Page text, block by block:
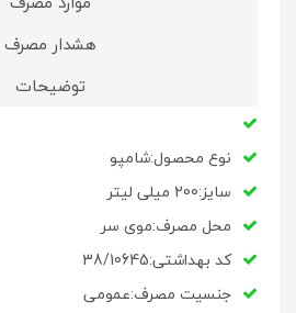
هشدار مصرف
توضیحات
نوع محصول:شامپو
سایز:200 میلی لیتر
محل مصرف:موی سر
کد بهداشتی:38/10645
جنسیت مصرف:عمومی